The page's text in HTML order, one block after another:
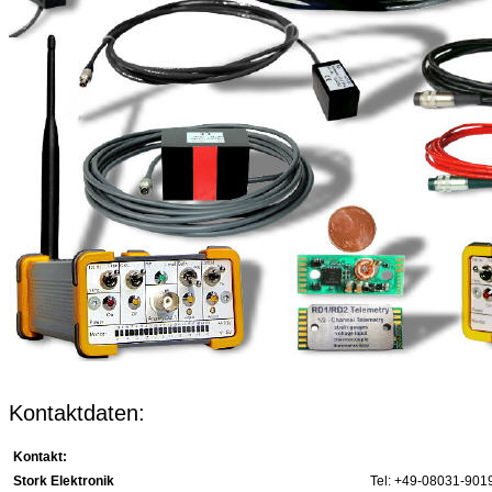
Kontaktdaten:
Kontakt:
Stork Elektronik
Tel: +49-08031-